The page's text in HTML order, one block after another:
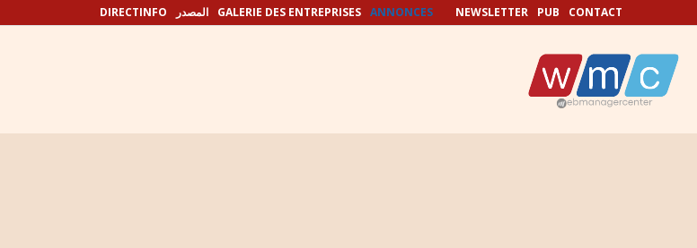
DIRECTINFO المصدر GALERIE DES ENTREPRISES ANNONCES NEWSLETTER PUB CONTACT